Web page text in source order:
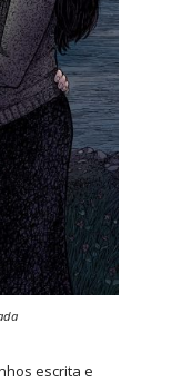
escrita e